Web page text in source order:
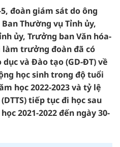
5, đoàn giám sát do ông
Thường vụ Tỉnh ủy,
ủy, Trưởng ban Văn hóa-
làm trưởng đoàn đã có
và Đào tạo (GD-ĐT) về
học sinh trong độ tuổi
học 2022-2023 và tỷ lệ
tiếp tục đi học sau
2021-2022 đến ngày 30-